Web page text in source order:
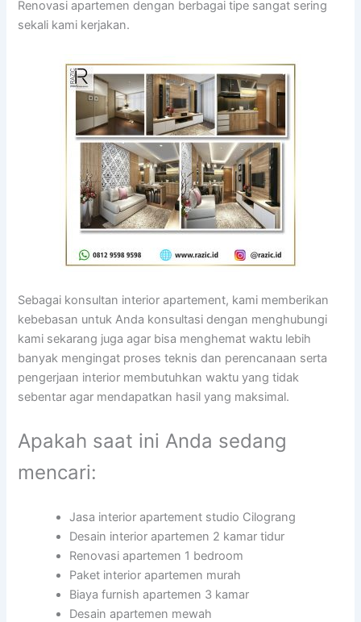
Renovasi apartemen dengan berbagai tipe sangat sering
sekali kami kerjakan.
Sebagai konsultan interior apartement, kami memberikan
kebebasan untuk Anda konsultasi dengan menghubungi
kami sekarang juga agar bisa menghemat waktu lebih
banyak mengingat proses teknis dan perencanaan serta
pengerjaan interior membutuhkan waktu yang tidak
sebentar agar mendapatkan hasil yang maksimal.
Apakah saat ini Anda sedang
mencari:
Jasa interior apartement studio Cilograng
Desain interior apartemen 2 kamar tidur
Renovasi apartemen 1 bedroom
Paket interior apartemen murah
Biaya furnish apartemen 3 kamar
Desain apartemen mewah